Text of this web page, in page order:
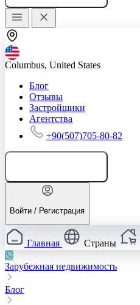
Columbus, United States
Блог
Отзывы
Застройщики
Агентства
+90(507)705-80-82
Войти / Регистрация
Главная Страны
Зарубежная недвижимость
Блог